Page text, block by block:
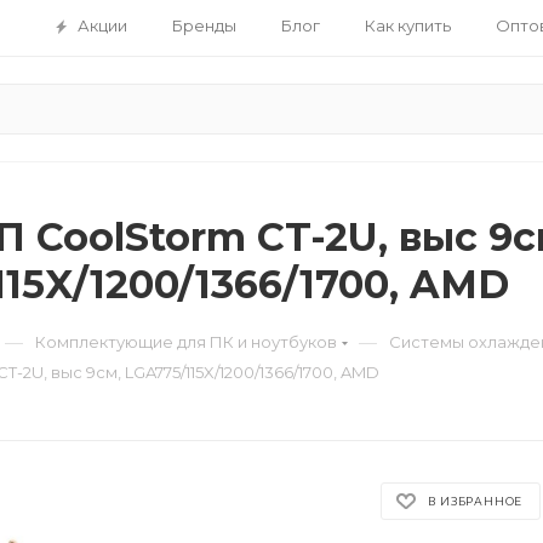
Акции Бренды Блог Как купить
CoolStorm CT-2U, выс
1200/1366/1700, AMD
— Комплектующие для ПК и ноутбуков —
Системы
выс 9см, LGA775/115X/1200/1366/1700, AMD
В ИЗБРАННОЕ